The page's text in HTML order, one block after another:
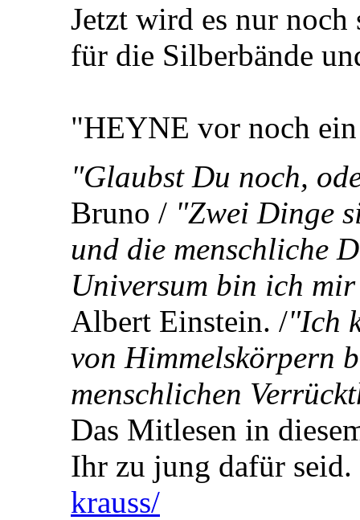
Jetzt wird es nur
für die Silberbände
"HEYNE vor noch
"Glaubst Du noch,
Bruno / "Zwei Dinge
und die menschliche
Universum bin ich
Albert Einstein. /"Ich
von Himmelskörpern
menschlichen
Das Mitlesen in
Ihr zu jung dafür seid.
krauss/